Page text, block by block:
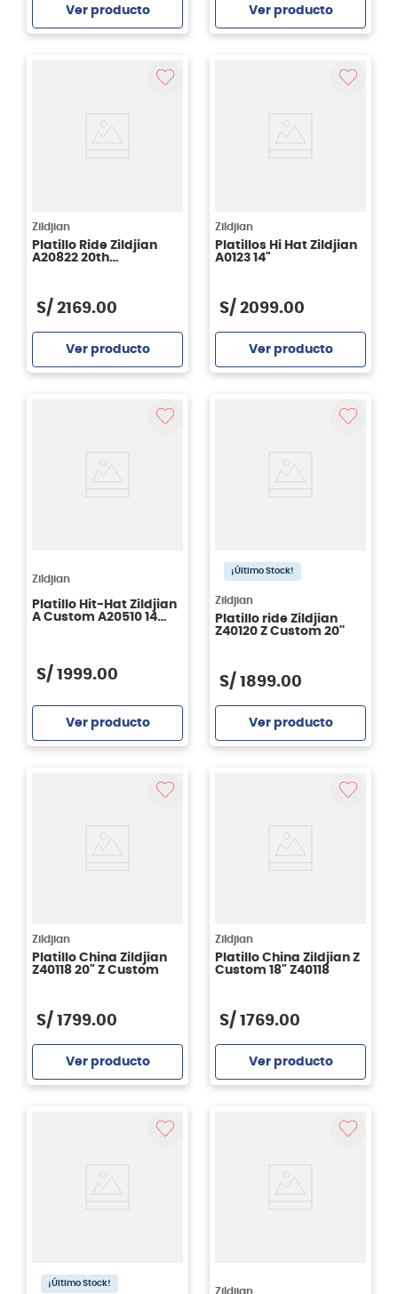
Ver producto Ver producto
Zildjian
Platillo Ride Zildjian
A20822 20th
S/ 2169.00
Ver producto
Zildjian
Platillos Hi Hat Zildjian
A0123 14"
S/ 2099.00
Ver producto
Zildjian
Platillo Hit-Hat Zildjian
A Custom A20510 14
S/ 1999.00
Ver producto
¡Último Stock!
Zildjian
Platillo ride Zildjian
Z40120 Z Custom 20''
S/ 1899.00
Ver producto
Zildjian
Platillo China Zildjian
Z40118 20" Z Custom
S/ 1799.00
Ver producto
Zildjian
Platillo China Zildjian Z
Custom 18" Z40118
S/ 1769.00
Ver producto
¡Último Stock!
Zildjian